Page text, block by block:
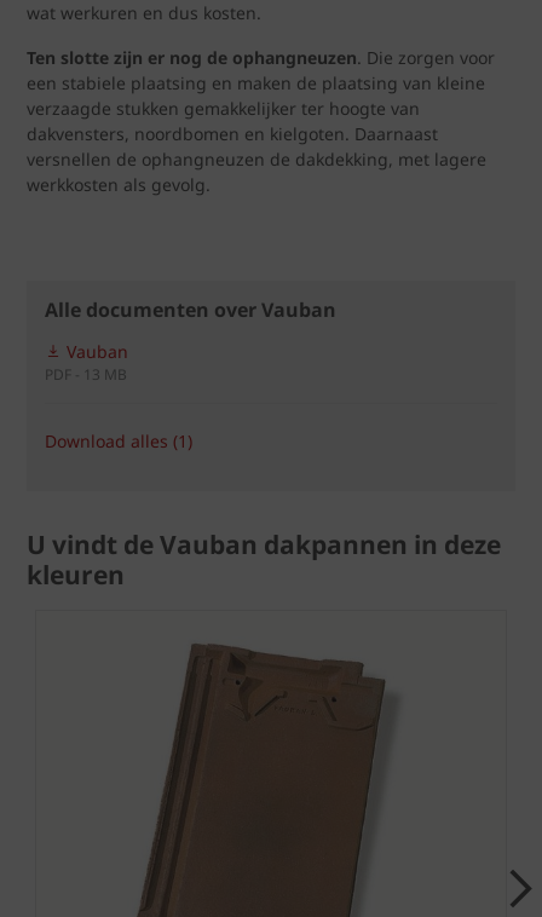
wat werkuren en dus kosten.
Ten slotte zijn er nog de ophangneuzen. Die zorgen voor
een stabiele plaatsing en maken de plaatsing van kleine
verzaagde stukken gemakkelijker ter hoogte van
dakvensters, noordbomen en kielgoten. Daarnaast
versnellen de ophangneuzen de dakdekking, met lagere
werkkosten als gevolg.
Alle documenten over Vauban
Vauban
PDF - 13 MB
Download alles (1)
U vindt de Vauban dakpannen in deze
kleuren